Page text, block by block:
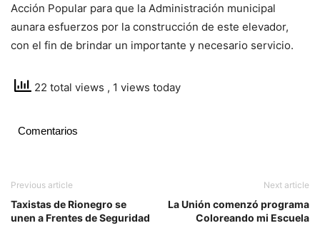
Acción Popular para que la Administración municipal
aunara esfuerzos por la construcción de este elevador,
con el fin de brindar un importante y necesario servicio.
22 total views , 1 views today
Comentarios
Previous article
Taxistas de Rionegro se
unen a Frentes de Seguridad
Next article
La Unión comenzó programa
Coloreando mi Escuela